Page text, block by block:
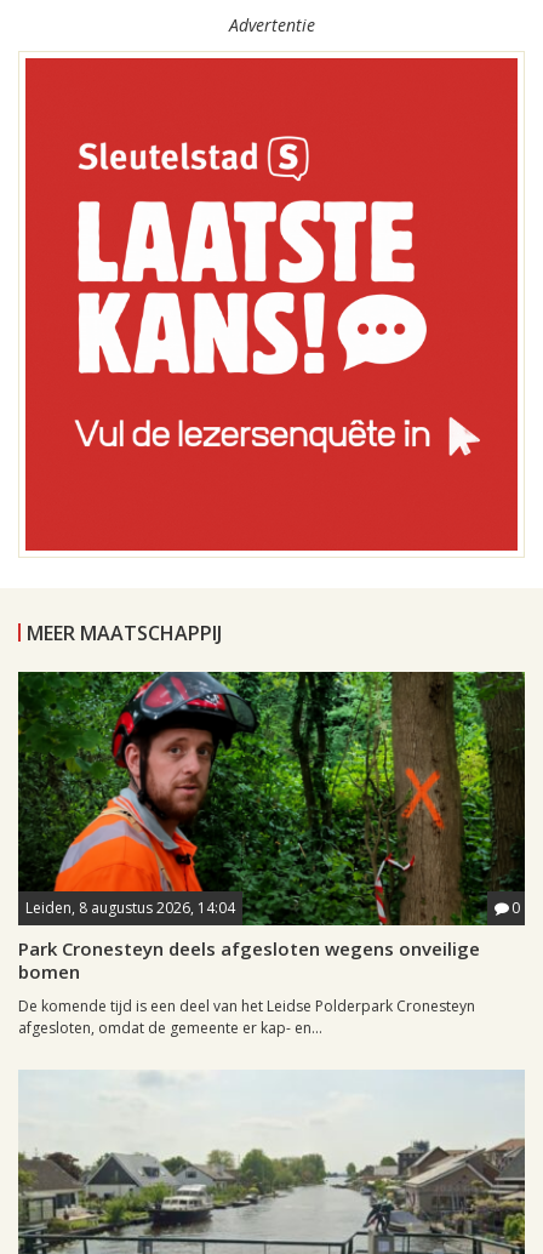
Advertentie
MEER MAATSCHAPPIJ
Leiden, 8 augustus 2026, 14:04 0
Park Cronesteyn deels afgesloten wegens onveilige
bomen
De komende tijd is een deel van het Leidse Polderpark Cronesteyn
afgesloten, omdat de gemeente er kap- en...